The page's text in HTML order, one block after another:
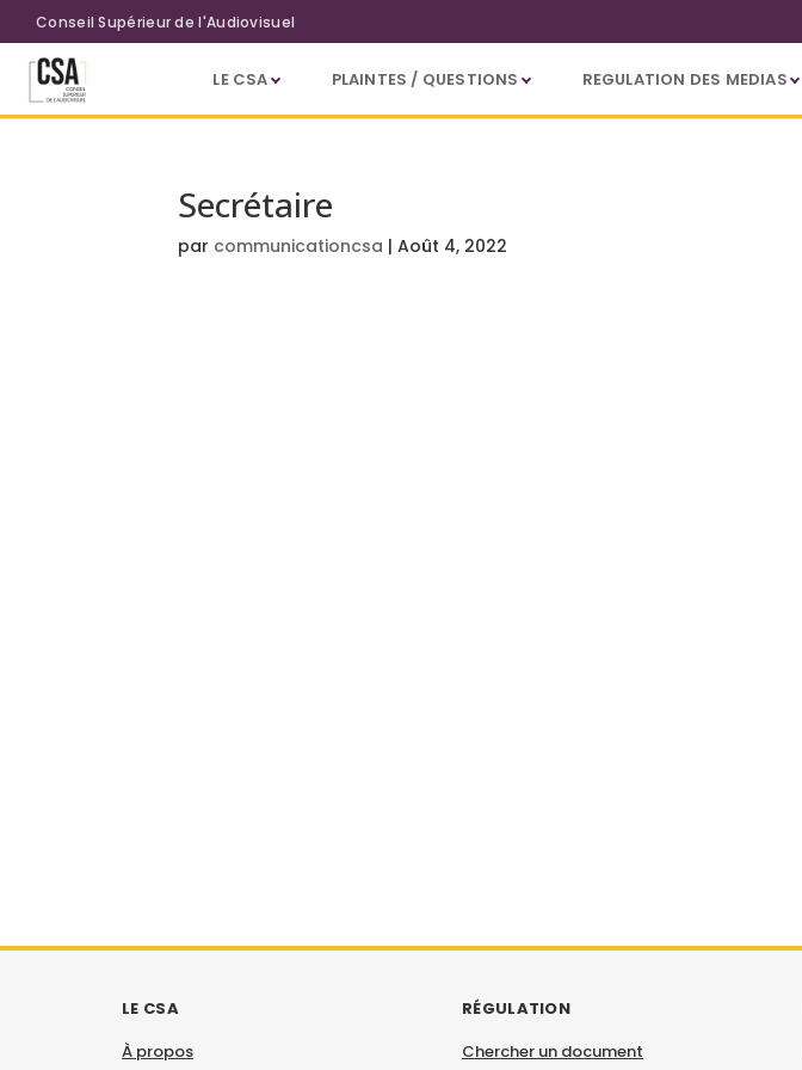
Aller au contenu principal
Conseil Supérieur de l'Audiovisuel
LE CSA PLAINTES / QUESTIONS REGULATION DES MEDIAS
Secrétaire
par communicationcsa |Août 4, 2022
LE CSA
À propos
RÉGULATION
Chercher un document